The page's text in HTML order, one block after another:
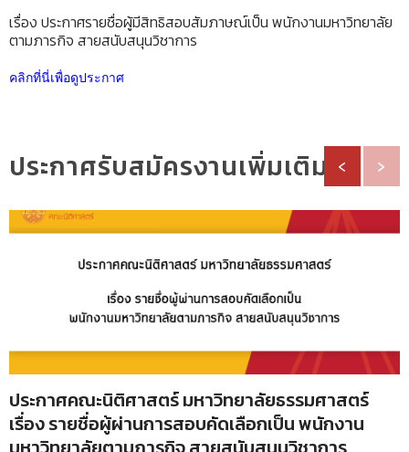
เรื่อง ประกาศรายชื่อผู้มีสิทธิสอบสัมภาษณ์เป็น พนักงานมหาวิทยาลัย
ตามภารกิจ สายสนับสนุนวิชาการ
คลิกที่นี่เพื่อดูประกาศ
ประกาศรับสมัครงานเพิ่มเติม
ประกาศคณะนิติศาสตร์ มหาวิทยาลัยธรรมศาสตร์
เรื่อง รายชื่อผู้ผ่านการสอบคัดเลือกเป็น พนักงาน
‹ ›